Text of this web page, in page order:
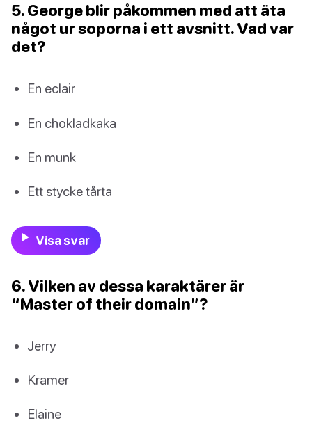
5. George blir påkommen med att äta
något ur soporna i ett avsnitt. Vad var
det?
En eclair
En chokladkaka
En munk
Ett stycke tårta
Visa svar
6. Vilken av dessa karaktärer är
“Master of their domain”?
Jerry
Kramer
Elaine